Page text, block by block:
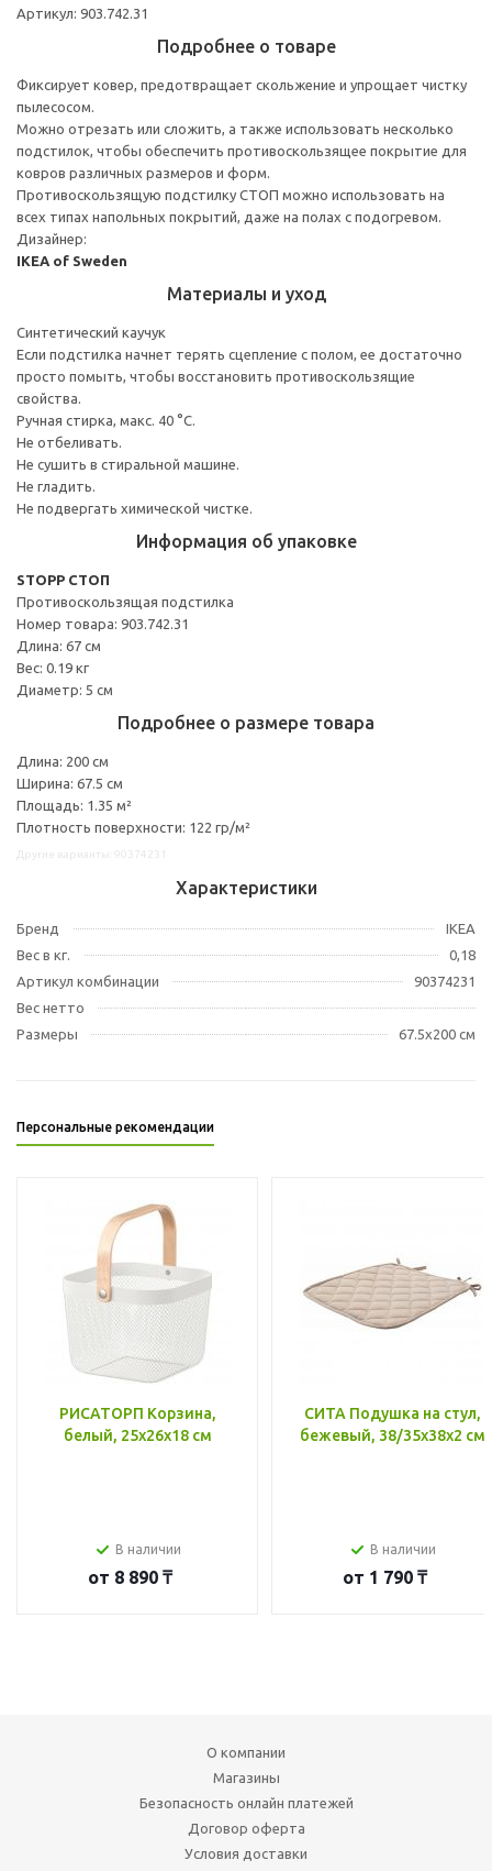
Артикул: 903.742.31
Подробнее о товаре
Фиксирует ковер, предотвращает скольжение и упрощает чистку
пылесосом.
Можно отрезать или сложить, а также использовать несколько
подстилок, чтобы обеспечить противоскользящее покрытие для
ковров различных размеров и форм.
Противоскользящую подстилку СТОП можно использовать на
всех типах напольных покрытий, даже на полах с подогревом.
Дизайнер:
IKEA of Sweden
Материалы и уход
Синтетический каучук
Если подстилка начнет терять сцепление с полом, ее достаточно
просто помыть, чтобы восстановить противоскользящие
свойства.
Ручная стирка, макс. 40 °C.
Не отбеливать.
Не сушить в стиральной машине.
Не гладить.
Не подвергать химической чистке.
Информация об упаковке
STOPP СТОП
Противоскользящая подстилка
Номер товара: 903.742.31
Длина: 67 см
Вес: 0.19 кг
Диаметр: 5 см
Подробнее о размере товара
Длина: 200 см
Ширина: 67.5 см
Площадь: 1.35 м²
Плотность поверхности: 122 гр/м²
Характеристики
Бренд
IKEA
Вес в кг.
0,18
Артикул комбинации
90374231
Вес нетто
Размеры
67.5x200 см
Персональные рекомендации
РИСАТОРП Корзина,
белый, 25x26x18 см
В наличии
от 8 890 ₸
СИТА Подушка на стул,
бежевый, 38/35x38x2 см
В наличии
от 1 790 ₸
О компании
Магазины
Безопасность онлайн платежей
Договор оферта
Условия доставки